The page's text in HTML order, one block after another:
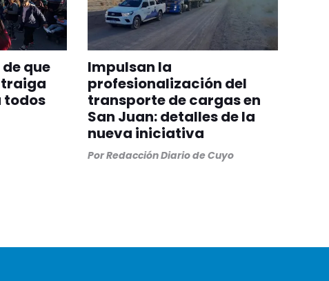
que
traiga
todos
Impulsan la
profesionalización del
transporte de cargas en
San Juan: detalles de la
nueva iniciativa
PorRedacción Diario de Cuyo